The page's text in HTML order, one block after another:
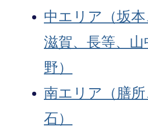
中エリア（坂
滋賀、長等、
野）
南エリア（膳
石）